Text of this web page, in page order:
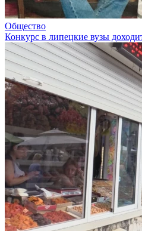
Общество
Конкурс в липецкие вузы